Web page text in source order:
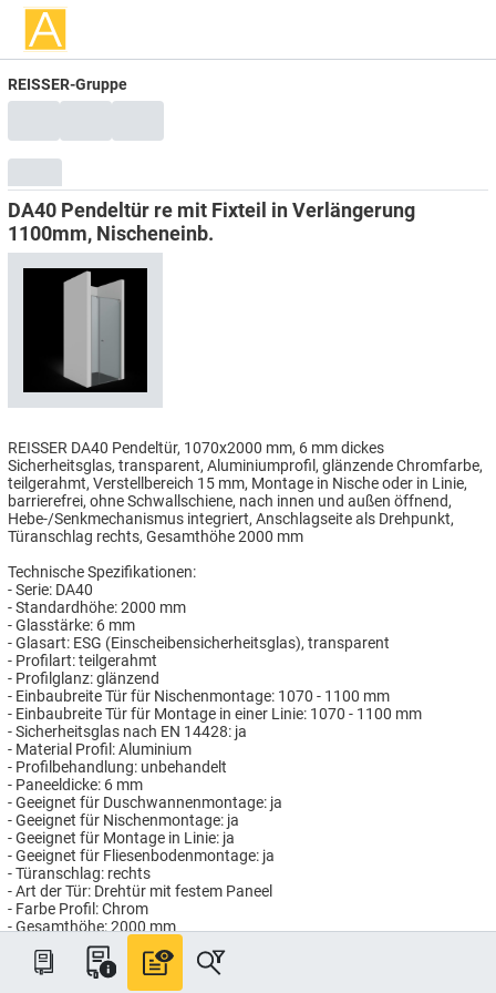
REISSER-Gruppe
DA40 Pendeltür re mit Fixteil in Verlängerung
1100mm, Nischeneinb.
REISSER DA40 Pendeltür, 1070x2000 mm, 6 mm dickes
Sicherheitsglas, transparent, Aluminiumprofil, glänzende Chromfarbe,
teilgerahmt, Verstellbereich 15 mm, Montage in Nische oder in Linie,
barrierefrei, ohne Schwallschiene, nach innen und außen öffnend,
Hebe-/Senkmechanismus integriert, Anschlagseite als Drehpunkt,
Türanschlag rechts, Gesamthöhe 2000 mm
Technische Spezifikationen:
- Serie: DA40
- Standardhöhe: 2000 mm
- Glasstärke: 6 mm
- Glasart: ESG (Einscheibensicherheitsglas), transparent
- Profilart: teilgerahmt
- Profilglanz: glänzend
- Einbaubreite Tür für Nischenmontage: 1070 - 1100 mm
- Einbaubreite Tür für Montage in einer Linie: 1070 - 1100 mm
- Sicherheitsglas nach EN 14428: ja
- Material Profil: Aluminium
- Profilbehandlung: unbehandelt
- Paneeldicke: 6 mm
- Geeignet für Duschwannenmontage: ja
- Geeignet für Nischenmontage: ja
- Geeignet für Montage in Linie: ja
- Geeignet für Fliesenbodenmontage: ja
- Türanschlag: rechts
- Art der Tür: Drehtür mit festem Paneel
- Farbe Profil: Chrom
- Gesamthöhe: 2000 mm
- Pendeltür: ja
Artikelnummer: HG867300/110